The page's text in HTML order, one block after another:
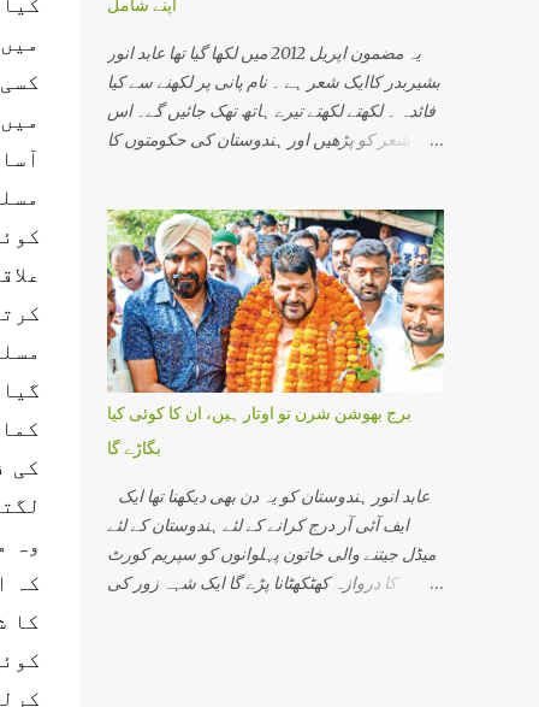
کی
وہ
کہ
کا
کو دہشت گرد تسلیم نہیں کرتی۔ ان کے خیال میں
دہشت گردی کے واقعات صرف مسلم نوجوان ہی
انجام دیتے ہیں۔ ورنہ کیا وجہ ہے کہ ہر چھوٹی
بڑی بات پر نظر رکھنے والی خفیہ ایجنسی کو
دھماکے کے بارے میں کچھ معلوم نہیں ہوتایا وہ
میں عین شب برات کی شام میں مہاراشٹر کے
مالیگاؤں میں 29 ستمبر2006 کو موٹر سائیکل کے
ذریعے بم...
اپنے شامل
یہ مضمون اپریل 2012 میں لکھا گیا تھا عابد انور
بشیربدر کاایک شعر ہے ۔ نام پانی پر لکھنے سے کیا
فائدہ ۔ لکھتے لکھتے تیرے ہاتھ تھک جائیں گے۔ اس
شعر کو پڑھیں اور ہندوستان کی حکومتوں کا
ہے۔ مسلمان جدوجہد کررہے ہیں لیکن حکومت
کے سر جوں تک نہیں رینگ رہی ہے اس کی ایک
وجہ یہ ہے جدوجہد اوردھواں دھارتقریر کرنے
والوں میں سے بعض لوگ چندسکوں کے عوض اپنا
ایمان فروخت کرچکے ہوتے ہیں۔ اگرایسا نہیں
ہوتا تو کوئی وجہ نہیں کہ مسلمانوں کامسئلہ حل
نہ ہو اورحکومت گھٹنے نہ ٹیک دے۔ شاہ بانو کیس
کے سلسلے میں راجیوگاندھی جب کہ وہ دوتہائی
سے زائد نشستوں کے ساتھ حکومت کررہے تھے
جھکنا پڑا تھا۔ اس لئے کہ اس وقت مولانا منت اللہ
رحمانی ، قاضی مجاہد الاسلام قاسمی
اورمولاناابوالحسن علی ندوی میاں رحم اللہ جیسے
بلند پایہ کے عالم دین اوررہنماموجودتھے جنہوں نے
برج بھوشن شرن تو اوتار ہیں، ان کا کوئی کیا
بگاڑے گا
ایف آئی آر درج کرانے کے لئے ہندوستان کے لئے
میڈل جیتنے والی خاتون پہلوانوں کو سپریم کورٹ
کا دروازہ کھٹکھٹانا پڑے گا ایک شہہ زور کی